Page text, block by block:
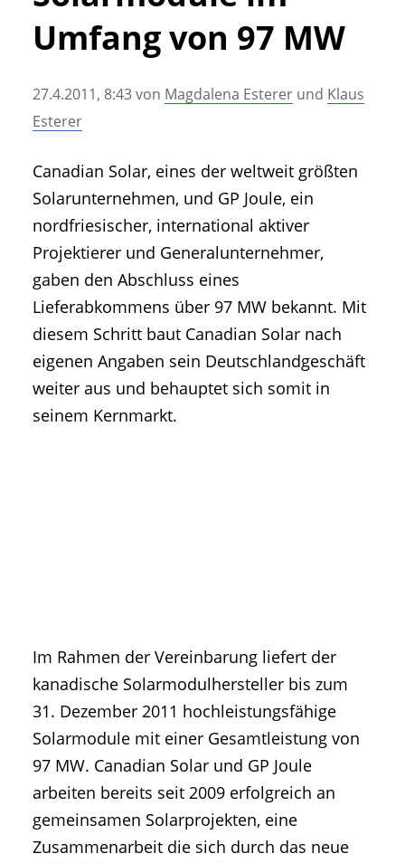
• Messen und Veranstaltungen
• Agritechnica Neuheiten Archiv
• Artikel nach Hersteller/Marke
Umfang von 97 MW
27.4.2011, 8:43von Magdalena Esterer und Klaus
Esterer
Canadian Solar, eines der weltweit größten
Solarunternehmen, und GP Joule, ein
nordfriesischer, international aktiver
Projektierer und Generalunternehmer,
gaben den Abschluss eines
Lieferabkommens über 97 MW bekannt. Mit
diesem Schritt baut Canadian Solar nach
eigenen Angaben sein Deutschlandgeschäft
weiter aus und behauptet sich somit in
seinem Kernmarkt.
Im Rahmen der Vereinbarung liefert der
kanadische Solarmodulhersteller bis zum
31. Dezember 2011 hochleistungsfähige
Solarmodule mit einer Gesamtleistung von
97 MW. Canadian Solar und GP Joule
arbeiten bereits seit 2009 erfolgreich an
gemeinsamen Solarprojekten, eine
Zusammenarbeit die sich durch das neue